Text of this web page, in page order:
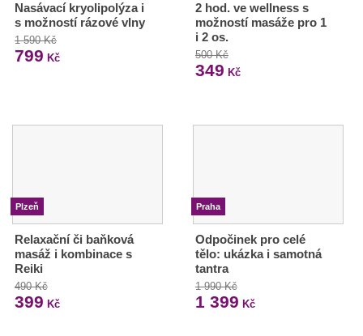
Nasávací kryolipolýza i
s možností rázové vlny
1 590 Kč
799 Kč
2 hod. ve wellness s
možností masáže pro 1
i 2 os.
500 Kč
349 Kč
Plzeň
Relaxační či baňková
masáž i kombinace s
Reiki
490 Kč
399 Kč
Praha
Odpočinek pro celé
tělo: ukázka i samotná
tantra
1 990 Kč
1 399 Kč